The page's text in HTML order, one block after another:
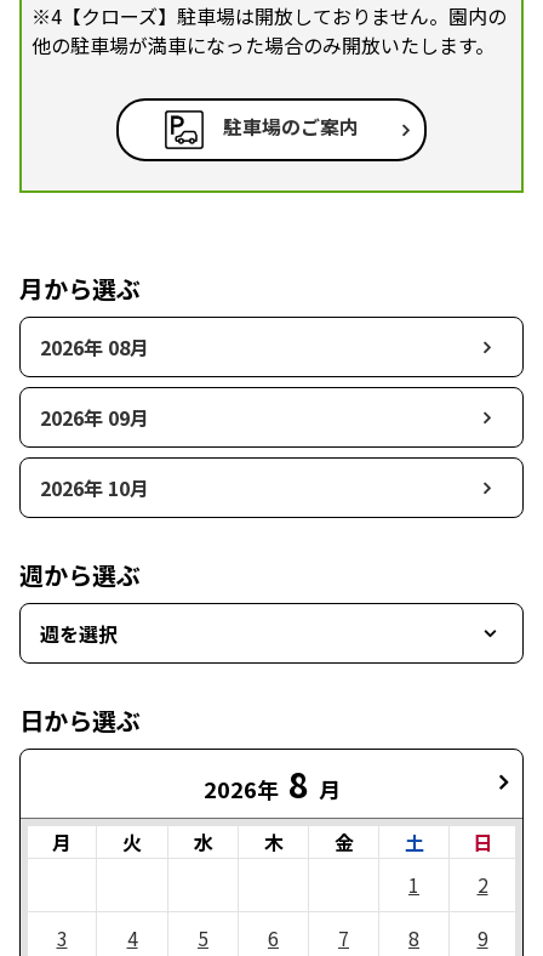
※4【クローズ】駐車場は開放しておりません。園内の
他の駐車場が満車になった場合のみ開放いたします。
駐車場のご案内
月から選ぶ
2026年 08月
2026年 09月
2026年 10月
週から選ぶ
週を選択
日から選ぶ
2026年 8 月
月 火 水 木 金 土
日
1
2
3
4 5 6 7 8
9